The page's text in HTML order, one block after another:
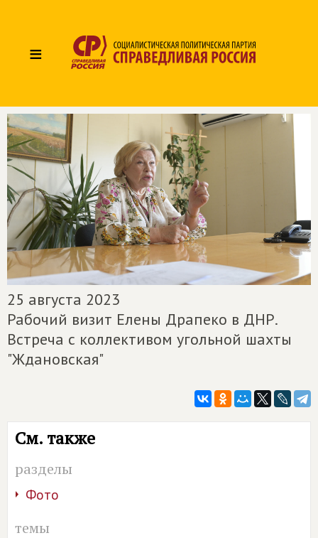
≡
25 августа 2023
Рабочий визит Елены Драпеко в ДНР.
Встреча с коллективом угольной шахты
"Ждановская"
См. также
разделы
Фото
темы